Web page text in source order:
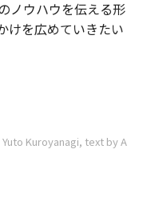
ノウハウを伝える形
けを広めていきたい
Kuroyanagi, text by A